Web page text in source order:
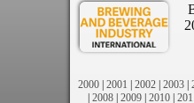
2000 | 2001 | 2002 | 2003 |
| 2008 | 2009 | 2010 |